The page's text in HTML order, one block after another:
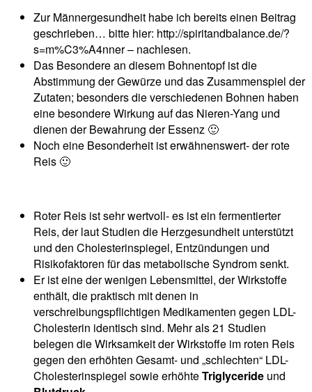
Zur Männergesundheit habe ich bereits einen Beitrag
geschrieben… bitte hier: http://spiritandbalance.de/?
s=m%C3%A4nner – nachlesen.
Das Besondere an diesem Bohnentopf ist die
Abstimmung der Gewürze und das Zusammenspiel der
Zutaten; besonders die verschiedenen Bohnen haben
eine besondere Wirkung auf das Nieren-Yang und
dienen der Bewahrung der Essenz 🙂
Noch eine Besonderheit ist erwähnenswert- der rote
Reis 🙂
Roter Reis ist sehr wertvoll- es ist ein fermentierter
Reis, der laut Studien die Herzgesundheit unterstützt
und den Cholesterinspiegel, Entzündungen und
Risikofaktoren für das metabolische Syndrom senkt.
Er ist eine der wenigen Lebensmittel, der Wirkstoffe
enthält, die praktisch mit denen in
verschreibungspflichtigen Medikamenten gegen LDL-
Cholesterin identisch sind. Mehr als 21 Studien
belegen die Wirksamkeit der Wirkstoffe im roten Reis
gegen den erhöhten Gesamt- und „schlechten“ LDL-
Cholesterinspiegel sowie erhöhteTriglyceride und